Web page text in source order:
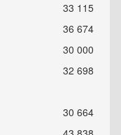
33 115
36 674
30 000
32 698
30 664